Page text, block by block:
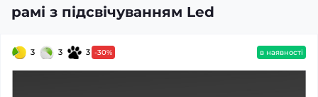
рамі з підсвічуванням Led
3 3 3 -30% в наявності